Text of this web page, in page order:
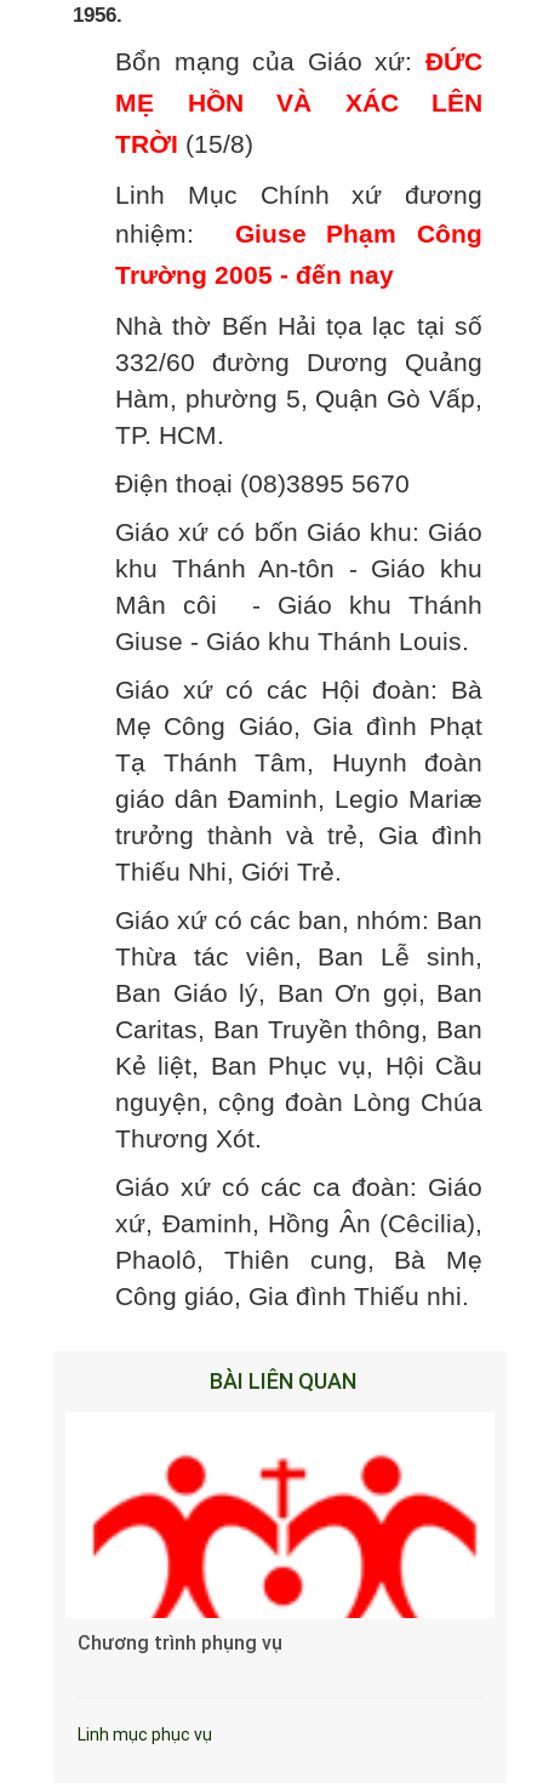
1956.
Bổn mạng của Giáo xứ: ĐỨC
MẸ HỒN VÀ XÁC LÊN
TRỜI (15/8)
Linh Mục Chính xứ đương
nhiệm:
Giuse Phạm Công
Trường 2005 - đến nay
Nhà thờ Bến Hải tọa lạc tại số
332/60 đường Dương Quảng
Hàm, phường 5, Quận Gò Vấp,
TP. HCM.
Điện thoại (08)3895 5670
Giáo xứ có bốn Giáo khu: Giáo
khu Thánh An-tôn - Giáo khu
Mân côi - Giáo khu Thánh
Giuse - Giáo khu Thánh Louis.
Giáo xứ có các Hội đoàn: Bà
Mẹ Công Giáo, Gia đình Phạt
Tạ Thánh Tâm, Huynh đoàn
giáo dân Đaminh, Legio Mariæ
trưởng thành và trẻ, Gia đình
Thiếu Nhi, Giới Trẻ.
Giáo xứ có các ban, nhóm: Ban
Thừa tác viên, Ban Lễ sinh,
Ban Giáo lý, Ban Ơn gọi, Ban
Caritas, Ban Truyền thông, Ban
Kẻ liệt, Ban Phục vụ, Hội Cầu
nguyện, cộng đoàn Lòng Chúa
Thương Xót.
Giáo xứ có các ca đoàn: Giáo
xứ, Đaminh, Hồng Ân (Cêcilia),
Phaolô, Thiên cung, Bà Mẹ
Công giáo, Gia đình Thiếu nhi.
BÀI LIÊN QUAN
Chương trình phụng vụ
Linh mục phục vụ